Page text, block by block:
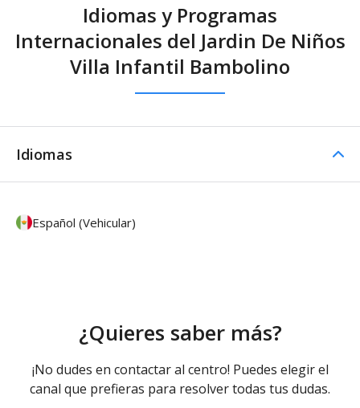
Idiomas y Programas
Internacionales del Jardin De Niños
Villa Infantil Bambolino
Idiomas
Español (Vehicular)
¿Quieres saber más?
¡No dudes en contactar al centro! Puedes elegir el
canal que prefieras para resolver todas tus dudas.